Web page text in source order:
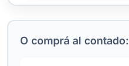
O comprá al contado: